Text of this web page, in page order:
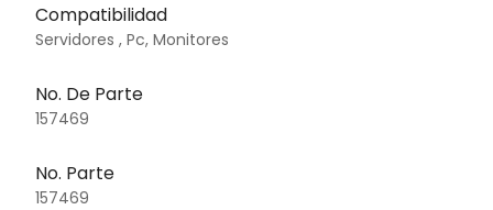
Compatibilidad
Servidores , Pc, Monitores
No. De Parte
157469
No. Parte
157469